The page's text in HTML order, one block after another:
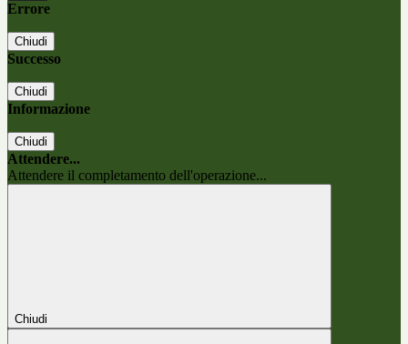
Errore
Chiudi
Successo
Chiudi
Informazione
Chiudi
Attendere...
Attendere il completamento dell'operazione...
Chiudi